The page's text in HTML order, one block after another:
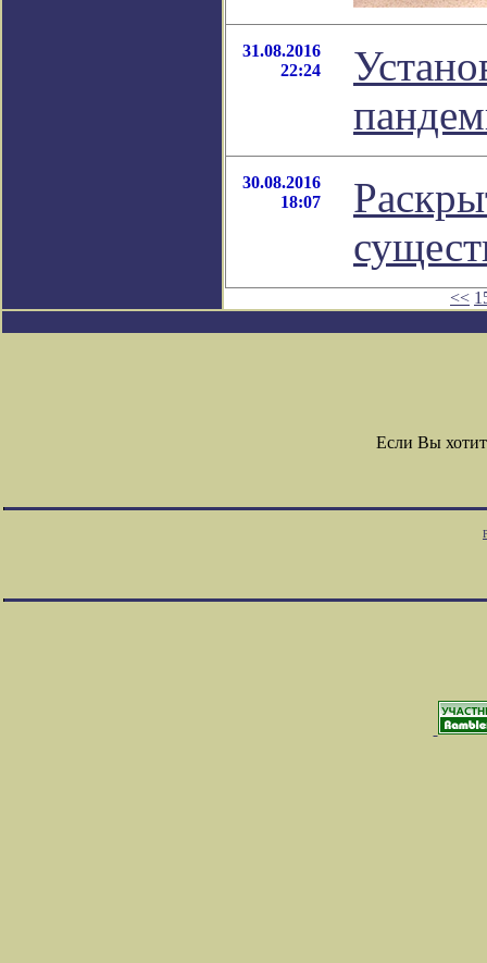
31.08.2016
22:24
30.08.2016
18:07
<<
Если Вы